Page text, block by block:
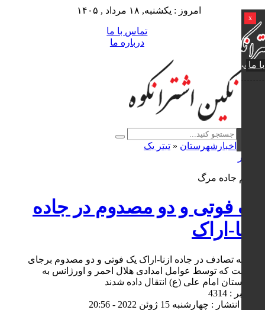
امروز : یکشنبه, ۱۸ مرداد , ۱۴۰۵
تماس با ما
درباره ما
x
ما
اخبارشهرستان « تیتر یک
بازهم جاده مرگ
یک فوتی و دو مصدوم در جاده
ازنا-اراک
سانحه تصادف در جاده ازنا-اراک یک فوتی و دو مصدوم برجای
گذاشت که توسط عوامل امدادی هلال احمر و اورژانس به
بیمارستان امام علی (ع) انتقال داده شدند
کد خبر : 4314
تاریخ انتشار : چهارشنبه 15 ژوئن 2022 - 20:56